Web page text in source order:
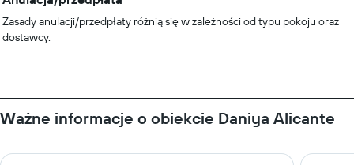
Zasady anulacji/przedpłaty różnią się w zależności od typu pokoju oraz
dostawcy.
Ważne informacje o obiekcie Daniya Alicante